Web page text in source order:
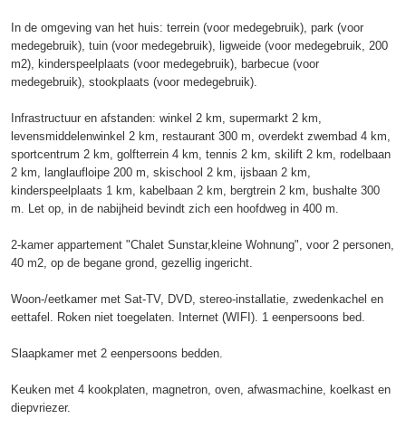
In de omgeving van het huis: terrein (voor medegebruik), park (voor
medegebruik), tuin (voor medegebruik), ligweide (voor medegebruik, 200
m2), kinderspeelplaats (voor medegebruik), barbecue (voor
medegebruik), stookplaats (voor medegebruik).
Infrastructuur en afstanden: winkel 2 km, supermarkt 2 km,
levensmiddelenwinkel 2 km, restaurant 300 m, overdekt zwembad 4 km,
sportcentrum 2 km, golfterrein 4 km, tennis 2 km, skilift 2 km, rodelbaan
2 km, langlaufloipe 200 m, skischool 2 km, ijsbaan 2 km,
kinderspeelplaats 1 km, kabelbaan 2 km, bergtrein 2 km, bushalte 300
m. Let op, in de nabijheid bevindt zich een hoofdweg in 400 m.
2-kamer appartement "Chalet Sunstar,kleine Wohnung", voor 2 personen,
40 m2, op de begane grond, gezellig ingericht.
Woon-/eetkamer met Sat-TV, DVD, stereo-installatie, zwedenkachel en
eettafel. Roken niet toegelaten. Internet (WIFI). 1 eenpersoons bed.
Slaapkamer met 2 eenpersoons bedden.
Keuken met 4 kookplaten, magnetron, oven, afwasmachine, koelkast en
diepvriezer.